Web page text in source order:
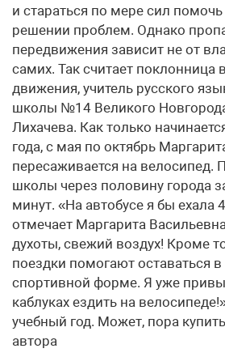
и стараться по мере сил
решении проблем. Однако
передвижения зависит не от
самих. Так считает поклонница
движения, учитель русского
школы №14 Великого
Лихачева. Как только
года, с мая по октябрь
пересаживается на велосипед.
школы через половину города
минут. «На автобусе я бы ехала
отмечает Маргарита
духоты, свежий воздух! Кроме
поездки помогают оставаться
спортивной форме. Я уже
каблуках ездить на
учебный год. Может, пора
автора